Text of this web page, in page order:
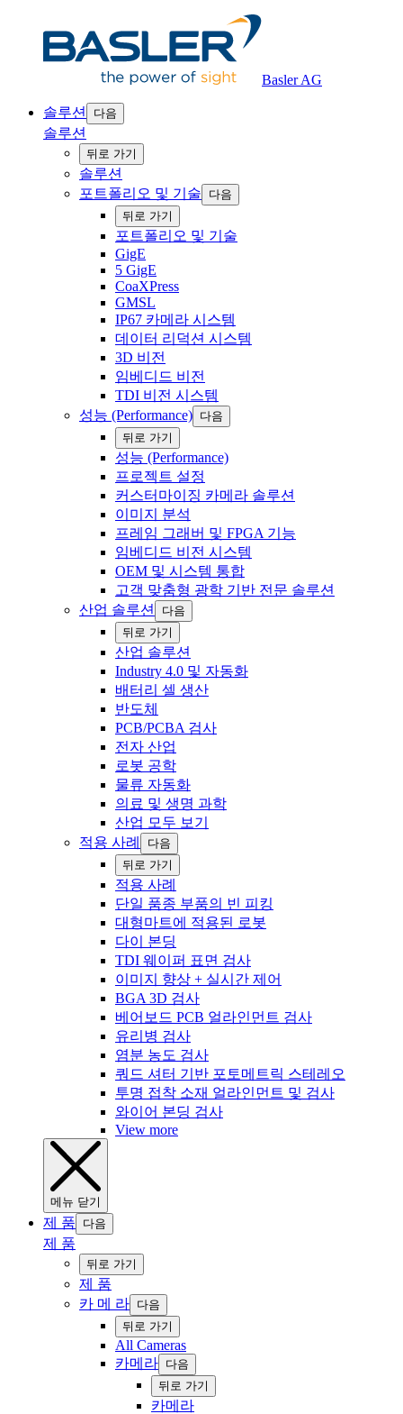
Basler AG
솔루션 다음
솔루션
‍뒤로 ‍가기
솔루션
포트폴리오 및 기술
다음
‍뒤로 ‍가기
포트폴리오 및 기술
GigE
5 GigE
CoaXPress
GMSL
IP67 카메라 시스템
데이터 리덕션 시스템
3D 비전
임베디드 비전
TDI 비전 시스템
성능 (Performance) 다음
‍뒤로 ‍가기
성능 (Performance)
프로젝트 설정
‍커스터마이징 카메라 솔루션
이미지 분석
프레임 그래버 및 FPGA 기능
임베디드 비전 시스템
OEM 및 시스템 통합
고객 맞춤형 광학 기반 전문 솔루션
‌산업 ‍솔루션
다음
‍뒤로 ‍가기
‌산업 ‍솔루션
Industry 4.0 및 자동화
배터리 셀 생산
반도체
PCB/PCBA 검사
전자 산업
로봇 공학
‍물류 자동화
의료 및 생명 과학
산업 모두 보기
적용 사례
다음
‍뒤로 ‍가기
적용 사례
단일 품종 부품의 빈 피킹
대형마트에 적용된 로봇
다이 본딩
TDI 웨이퍼 표면 검사
이미지 향상 + 실시간 제어
BGA 3D 검사
베어보드 PCB 얼라인먼트 검사
유리병 검사
염분 농도 검사
쿼드 셔터 기반 포토메트릭 스테레오
투명 접착 소재 얼라인먼트 및 검사
와이어 본딩 검사
View more
‍메뉴 ‍닫기
‍제 품 다음
‍제 품
‍뒤로 ‍가기
‍제 품
카 메 라 다음
‍뒤로 ‍가기
All Cameras
카메라 다음
‍뒤로 ‍가기
카메라